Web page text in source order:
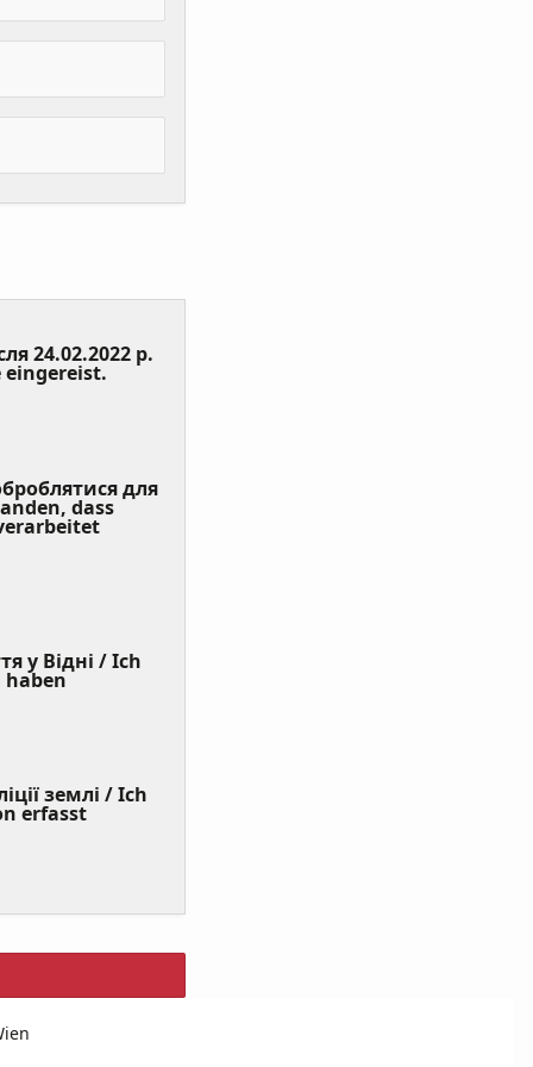
24.02.2022 р.
eingereist. (Value
для
dass
у Відні / Ich
(Value
землі / Ich
erfasst